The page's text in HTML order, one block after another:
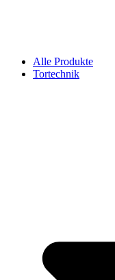
Alle Produkte
Tortechnik